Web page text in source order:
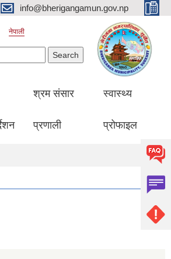
info@bherigangamun.gov.np
नेपाली
श्रम संसार
प्रणाली
स्वास्थ्य
प्रोफाइल